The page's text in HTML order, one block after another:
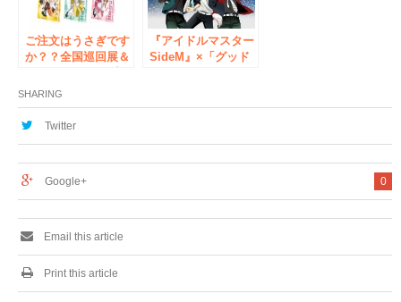
（金）～2018年1月
28日（日）
ご注文はうさぎです
か？？全国巡回展＆
in アニメイト
『アイドルマスター
SideM』×「グッド
6月1日より、秋葉原
SHARING
Twitter
0
Google+
Email this article
Print this article